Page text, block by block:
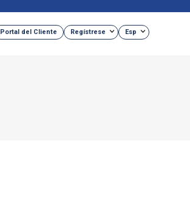
Portal del Cliente Regístrese Esp